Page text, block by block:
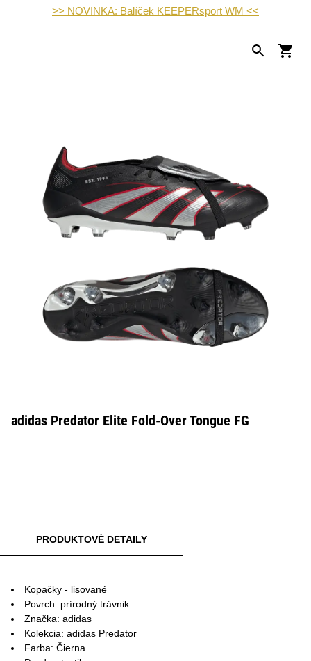
>> NOVINKA: Balíček KEEPERsport WM <<
adidas Predator Elite Fold-Over Tongue FG
PRODUKTOVÉ DETAILY
Kopačky - lisované
Povrch: prírodný trávnik
Značka: adidas
Kolekcia: adidas Predator
Farba: Čierna